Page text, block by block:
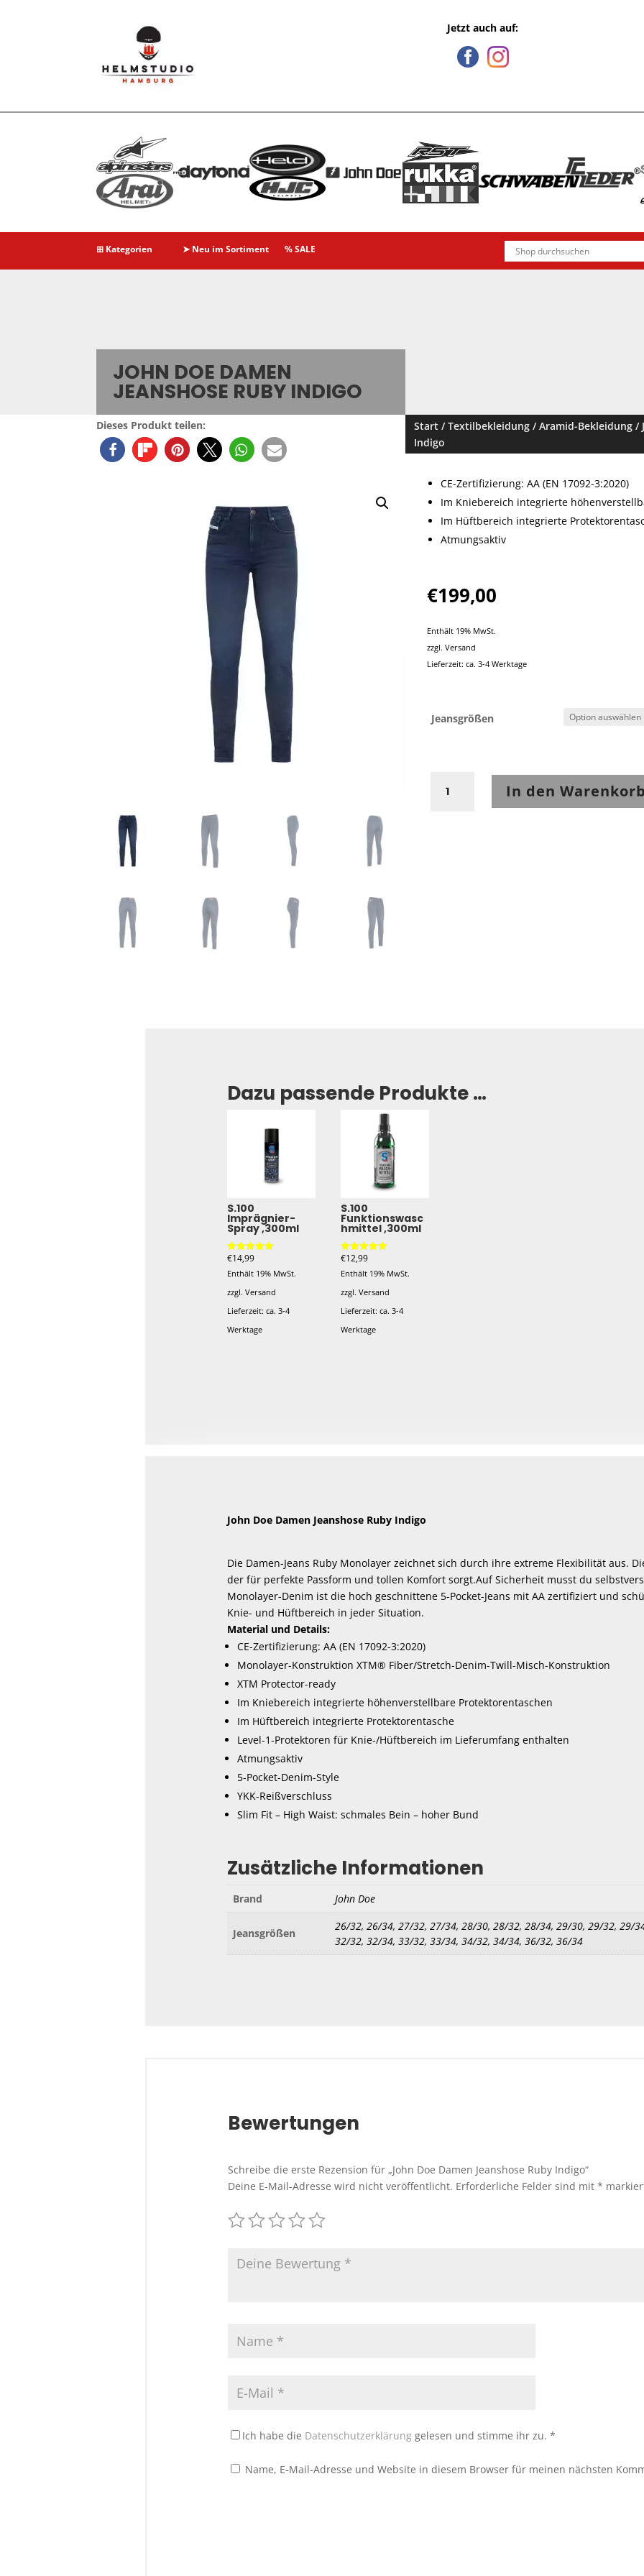
Jetzt auch auf:
⊞ Kategorien ➤ Neu im Sortiment % SALE
JOHN DOE DAMEN
JEANSHOSE RUBY INDIGO
Dieses Produkt teilen: Start /Textilbekleidung /Aramid-Bekleidung /
Indigo
CE-Zertifizierung: AA (EN 17092-3:2020)
Im Kniebereich integrierte
Im Hüftbereich integrierte
Atmungsaktiv
€199,00
Enthält 19% MwSt.
zzgl.Versand
Lieferzeit: ca. 3-4 Werktage
Jeansgrößen
Doe
In den
Dazu passende Produkte …
S.100
Imprägnier-
Spray ,300ml
Bewertet mit
von 5
€14,99
Enthält 19% MwSt.
zzgl. Versand
Lieferzeit: ca. 3-4
Werktage
S.100
Funktionswasc
hmittel ,300ml
Bewertet mit
von 5
€12,99
Enthält 19% MwSt.
zzgl. Versand
Lieferzeit: ca. 3-4
Werktage
John Doe Damen Jeanshose Ruby Indigo
Die Damen-Jeans Ruby Monolayer zeichnet sich durch ihre extreme Flexibilität aus.
der für perfekte Passform und tollen Komfort sorgt.Auf Sicherheit musst du
Monolayer-Denim ist die hoch geschnittene 5-Pocket-Jeans mit AA zertifiziert und
Knie- und Hüftbereich in jeder Situation.
Material und Details:
CE-Zertifizierung: AA (EN 17092-3:2020)
Monolayer-Konstruktion XTM® Fiber/Stretch-Denim-Twill-Misch-Konstruktion
XTM Protector-ready
Im Kniebereich integrierte höhenverstellbare Protektorentaschen
Im Hüftbereich integrierte Protektorentasche
Level-1-Protektoren für Knie-/Hüftbereich im Lieferumfang enthalten
Atmungsaktiv
5-Pocket-Denim-Style
YKK-Reißverschluss
Slim Fit – High Waist: schmales Bein – hoher Bund
Zusätzliche Informationen
Brand John Doe
Jeansgrößen
26/32, 26/34, 27/32, 27/34, 28/30, 28/32, 28/34, 29/30, 29/32, 29/
32/32, 32/34, 33/32, 33/34, 34/32, 34/34, 36/32, 36/34
Bewertungen
Schreibe die erste Rezension für „John Doe Damen Jeanshose Ruby Indigo“
Deine E-Mail-Adresse wird nicht veröffentlicht. Erforderliche Felder sind mit*
Ich habe die Datenschutzerklärung gelesen und stimme ihr zu. *
Name, E-Mail-Adresse und Website in diesem Browser für meinen nächsten